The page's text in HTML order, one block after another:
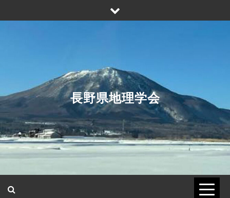
to
長野県地理学会